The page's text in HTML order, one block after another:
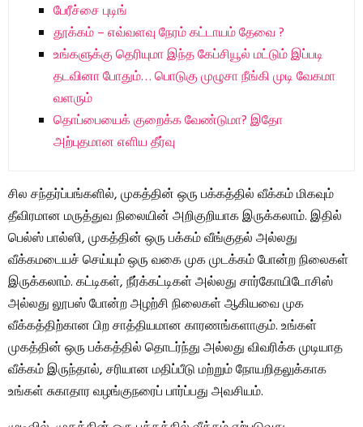
பேரீச்சை புடிங்
தூக்கம் – எவ்வளவு நேரம் கட்டாயம் தேவை ?
உங்களுக்கு தெரியுமா இந்த கேப்சியூல் மட்டும் இப்படி
தடவினா போதும்… பொடுகு முழுசா நீங்கி முடி வேகமா
வளரும்
தொப்பையைக் குறைக்க வேண்டுமா? இதோ
அற்புதமான எளிய தீர்வு
சில சந்தர்ப்பங்களில், முகத்தின் ஒரு பக்கத்தில் வீக்கம் மிகவும்
தீவிரமான மருத்துவ நிலையின் அறிகுறியாக இருக்கலாம். இதில்
பெல்ஸ் பால்ஸி, முகத்தின் ஒரு பக்கம் வீங்குதல் அல்லது
வீக்கமடையச் செய்யும் ஒரு வகை முக முடக்கம் போன்ற நிலைகள்
இருக்கலாம். கட்டிகள், நீர்க்கட்டிகள் அல்லது சார்கோயிடோசிஸ்
அல்லது லூபஸ் போன்ற அழற்சி நிலைகள் ஆகியவை முக
வீக்கத்திற்கான பிற சாத்தியமான காரணங்களாகும். உங்கள்
முகத்தின் ஒரு பக்கத்தில் தொடர்ந்து அல்லது விவரிக்க முடியாத
வீக்கம் இருந்தால், சரியான மதிப்பீடு மற்றும் நோயறிதலுக்காக
உங்கள் சுகாதார வழங்குநரைப் பார்ப்பது அவசியம்.